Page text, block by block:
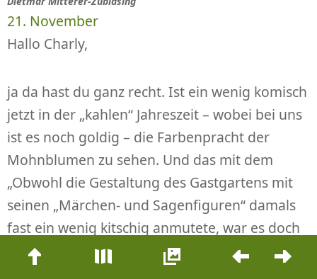
Beitrags-
Navigation
21. November
Hallo Charly,
ja da hast du ganz recht. Ist ein wenig komisch
jetzt in der „kahlen“ Jahreszeit – wobei bei uns
ist es noch goldig – die Farbenpracht der
Mohnblumen zu sehen. Und das mit dem
„Obwohl die Gestaltung des Gastgartens mit
seinen „Märchen- und Sagenfiguren“ damals
fast ein wenig kitschig anmutete, war es doch
immer wieder eine nette Einkehrstelle um